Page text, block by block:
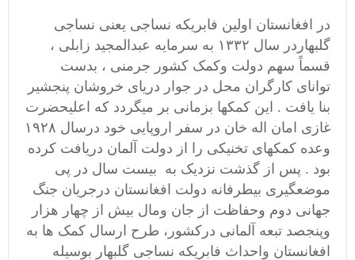
در افغانستان اولین فابریکه نساجی یعنی نساجی
گلبهاردر سال ۱۳۳۲ به سرمایه عبدالمجید زابلی ،
قسماً سهم دولت وکمک کشور جرمنی ، بدست
توانای کارگران محل در جوار دریای خروشان پنجشیر
بنا یافت . این کمکها بزمانی بر میگردد که اعلیحضرت
غازی امان اله خان در سفر اروپایی خود درسال ۱۹۲۸
وعده کمکهای تخنیکی را از دولت آلمان دریافت کرده
بود . پس از گذشت نزدیک به بیست سال در پی
موضعگیری بیطرفانه دولت افغانستان درجریان جنگ
جهانی دوم وحفاظت از جان ومال بیش از چهار هزار
وپنجصد تبعه آلمانی درکشور، طرح ارسال کمک ها به
افغانستان واحداث فابریکه نساجی گلبهار بوسیله